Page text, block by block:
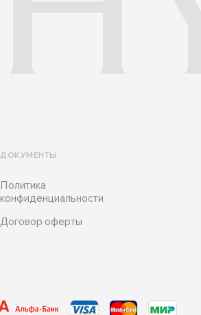
ДОКУМЕНТЫ
Политика
конфиденциальности
Договор оферты